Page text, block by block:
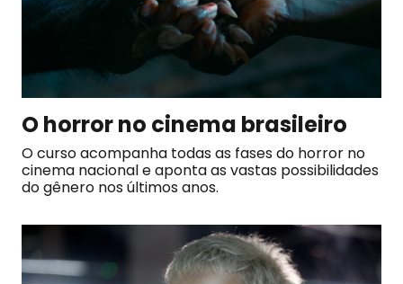
O horror no cinema brasileiro
O curso acompanha todas as fases do horror no
cinema nacional e aponta as vastas possibilidades
do gênero nos últimos anos.